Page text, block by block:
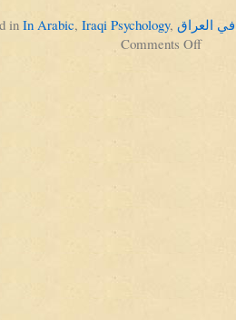
inIn Arabic, Iraqi Psychology, العراق
Comments Offon